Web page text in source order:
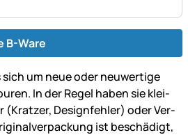
B-Ware
sich um neue oder neu­wer­tige
In der Regel haben sie klei­
(Kratzer, Design­fehler) oder Ver­
ist be­schä­digt,